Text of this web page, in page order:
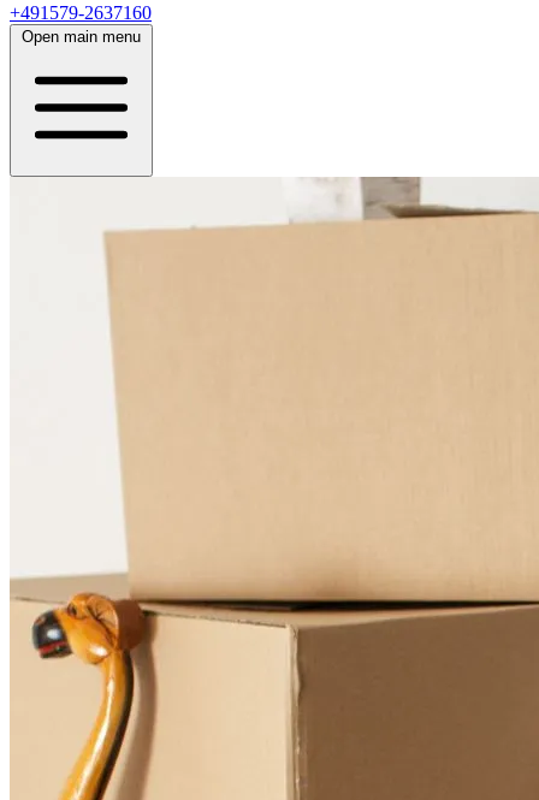
+491579-2637160
Open main menu